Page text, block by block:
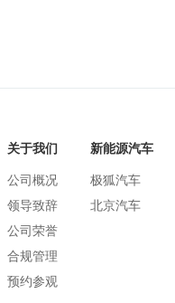
关于我们
公司概况
领导致辞
公司荣誉
合规管理
预约参观
新能源汽车
极狐汽车
北京汽车